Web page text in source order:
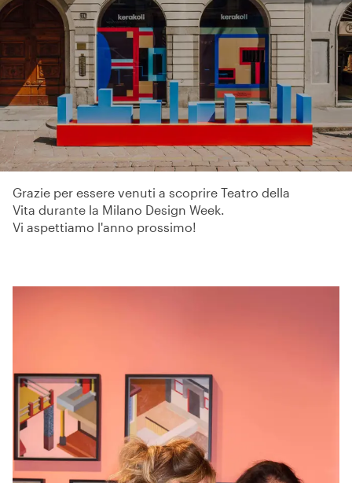
Grazie per essere venuti a scoprire Teatro della
Vita durante la Milano Design Week.
Vi aspettiamo l'anno prossimo!